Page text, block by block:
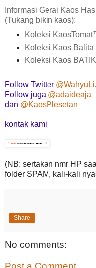
Informasi Gerai Kaos
(Tukang bikin kaos):
Koleksi KaosTomat
Koleksi Kaos Balita
Koleksi Kaos
Follow Twitter
Follow juga @adaideaja
dan @KaosPlesetan
kontak kami
(NB: sertakan nmr HP
folder SPAM, kali-kali
Share
No comments: